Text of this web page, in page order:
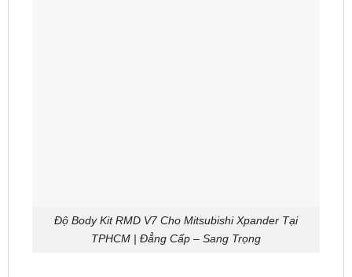
Độ Body Kit RMD V7 Cho Mitsubishi Xpander Tại
TPHCM | Đẳng Cấp – Sang Trọng